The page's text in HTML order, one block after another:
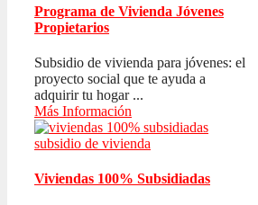
Programa de Vivienda Jóvenes
Propietarios
Subsidio de vivienda para jóvenes: el
proyecto social que te ayuda a
adquirir tu hogar ...
Más Información
Viviendas 100% Subsidiadas